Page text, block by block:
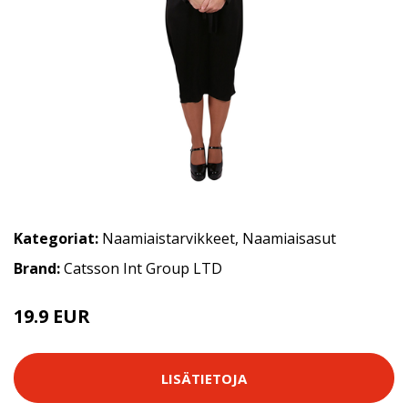
Kategoriat: Naamiaistarvikkeet, Naamiaisasut
Brand:Catsson Int Group LTD
19.9 EUR
LISÄTIETOJA